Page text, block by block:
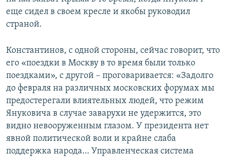
еще сидел в своем кресле и якобы руководил
страной.
Константинов, с одной стороны, сейчас говорит, что
его «поездки в Москву в то время были только
поездками», с другой – проговаривается: «Задолго
до февраля на различных московских форумах мы
предостерегали влиятельных людей, что режим
Януковича в случае заварухи не удержится, это
видно невооруженным глазом. У президента нет
явной политической воли и крайне слаба
поддержка народа… Управленческая система